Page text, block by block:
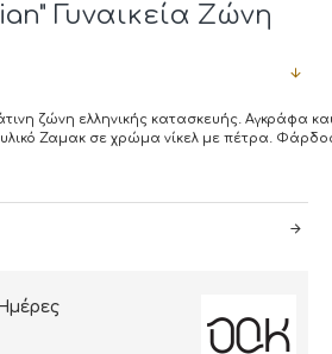
Γυναικεία Ζώνη
ζώνη ελληνικής κατασκευής. Αγκράφα
Ζαμακ σε χρώμα νίκελ με πέτρα.